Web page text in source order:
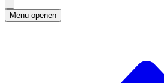
Menu openen